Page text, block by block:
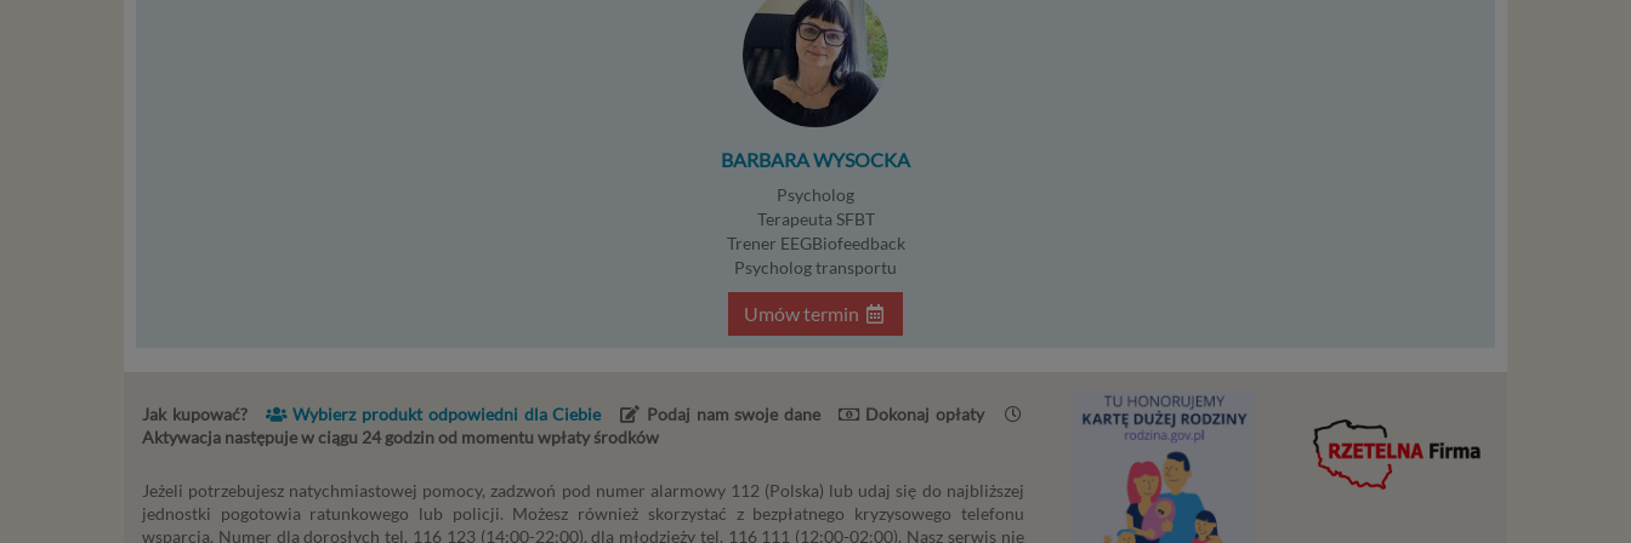
BARBARA WYSOCKA
Psycholog
Terapeuta SFBT
Trener EEGBiofeedback
Psycholog transportu
Umów termin
Jak kupować? Wybierz produkt odpowiedni dla Ciebie Podaj nam swoje dane
Dokonaj opłaty
Aktywacja następuje w ciągu 24 godzin od momentu wpłaty środków
Jeżeli potrzebujesz natychmiastowej pomocy, zadzwoń pod numer alarmowy 112 (Polska) lub udaj się do najbliższej
jednostki pogotowia ratunkowego lub policji. Możesz również skorzystać z bezpłatnego kryzysowego telefonu
wsparcia. Numer dla dorosłych tel. 116 123 (14:00-22:00), dla młodzieży tel. 116 111 (12:00-02:00). Nasz serwis nie
stronach ofertowych danej usługi. Jeśli zatem zawieramy z Tobą umowę o
realizację danej usługi, to możemy przetwarzać Twoje dane w zakresie
niezbędnym do realizacji tej umowy. W przypadku, gdy zakładasz u nas konto,
to umowa o dostarczenie tego konta upoważnia nas do przetwarzania
w profilu tego konta). Bez tej możliwości nie bylibyśmy w stanie zapewnić Ci
usługi, a Ty nie mógłbyś z niej korzystać.
Niezbędność przetwarzania do celów wynikających z prawnie uzasadnionych
interesów realizowanych przez administratora lub przez stronę trzecią. Ta
podstawa przetwarzania danych dotyczy przypadków, gdy ich przetwarzanie
jest uzasadnione z uwagi na nasze usprawiedliwione potrzeby, co obejmuje
między innymi konieczność zapewnienia bezpieczeństwa usługi (np.
dopasowania ich do potrzeb i wygody użytkowników (np. personalizowanie
treści w usługach) jak również prowadzenie marketingu i promocji własnych
interesujesz się psychologią dziecka i oglądasz materiały na ten temat w
Psychorada.pl to możemy Ci wyświetlić reklamę na podobny temat).
Twoja dobrowolna zgoda. Aby móc pokazać interesujące Cię oferty